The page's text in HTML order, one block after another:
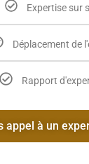
Expertise sur
Déplacement de
Rapport
appel à un